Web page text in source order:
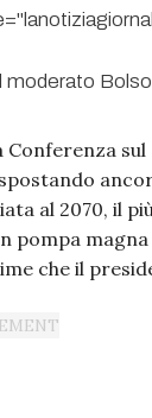
sul
al 2070, il
pompa magna
che il